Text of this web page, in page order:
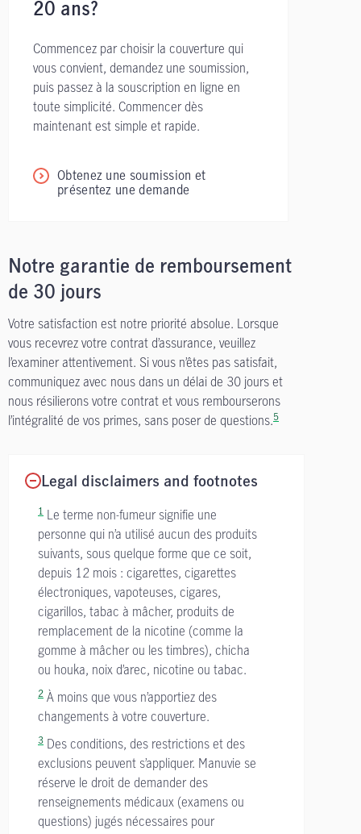
20 ans?
Commencez par choisir la couverture qui
vous convient, demandez une soumission,
puis passez à la souscription en ligne en
toute simplicité. Commencer dès
maintenant est simple et rapide.
Obtenez une soumission et
présentez une demande
Notre garantie de remboursement
de 30 jours
Votre satisfaction est notre priorité absolue. Lorsque
vous recevrez votre contrat d’assurance, veuillez
l’examiner attentivement. Si vous n’êtes pas satisfait,
communiquez avec nous dans un délai de 30 jours et
nous résilierons votre contrat et vous rembourserons
l’intégralité de vos primes, sans poser de questions.5
Legal disclaimers and footnotes
1 Le terme non-fumeur signifie une
personne qui n’a utilisé aucun des produits
suivants, sous quelque forme que ce soit,
depuis 12 mois : cigarettes, cigarettes
électroniques, vapoteuses, cigares,
cigarillos, tabac à mâcher, produits de
remplacement de la nicotine (comme la
gomme à mâcher ou les timbres), chicha
ou houka, noix d’arec, nicotine ou tabac.
2 À moins que vous n’apportiez des
changements à votre couverture.
3 Des conditions, des restrictions et des
exclusions peuvent s’appliquer. Manuvie se
réserve le droit de demander des
renseignements médicaux (examens ou
questions) jugés nécessaires pour